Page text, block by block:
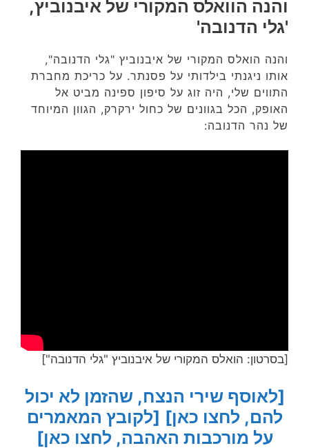
והנה הוואלס המקורי של איבנוביץ,
'גלי הדנובה'
והנה הואלס המקורי של איבנוביץ "גלי הדנובה",
אותו ניגנתי בילדותי על פסנתר. על כריכת מחברת
התווים שלי, היה זוג על סיפון ספינה מביט אל
האופק, הכל בגוונים של כחול ירקרק, הגוון המיוחד
של נהר הדנובה:
[בסרטון: הואלס המקורי של איבנוביץ "גלי הדנובה"]
[לאוסף שירי הנצח, שהזמן לא יכול
להם, לחצו כאן] [לקובץ המאמרים
על מורכבות האהבה, לחצו כאן]